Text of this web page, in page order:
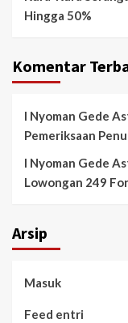
Hingga 50%
Komentar
I Nyoman Gede
Pemeriksaan
I Nyoman Gede
Lowongan 249
Arsip
Masuk
Feed entri